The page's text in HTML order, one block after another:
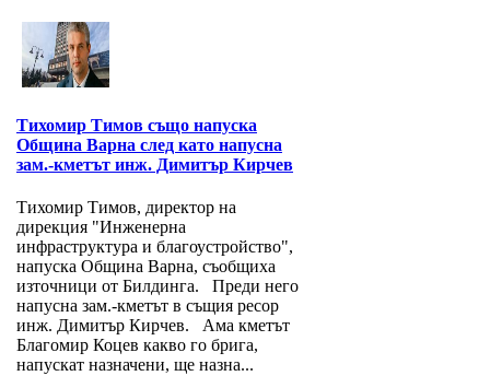
Тихомир Тимов също напуска
Община Варна след като напусна
зам.-кметът инж. Димитър Кирчев
Тихомир Тимов, директор на
дирекция "Инженерна
инфраструктура и благоустройство",
напуска Община Варна, съобщиха
източници от Билдинга. Преди него
напусна зам.-кметът в същия ресор
инж. Димитър Кирчев. Ама кметът
Благомир Коцев какво го брига,
напускат назначени, ще назна...